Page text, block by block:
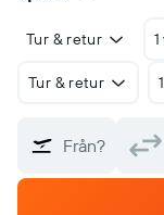
Tur & retur
Tur & retur
Från?